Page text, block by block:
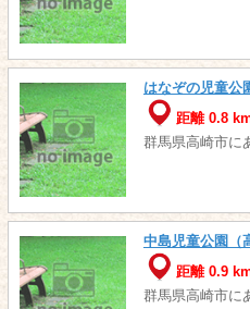
はなぞの児童公
距離 0.8
群馬県高崎市に
中島児童公園（
距離 0.9
群馬県高崎市に